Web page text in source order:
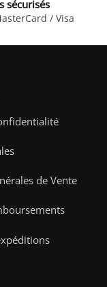
choisies
sur
sécurisés
/ Visa
de Vente